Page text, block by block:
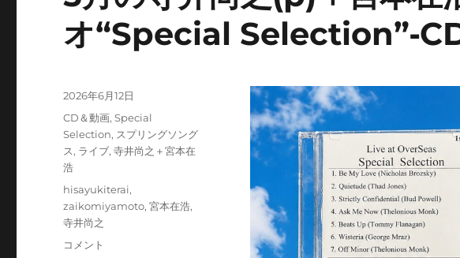
オ“Special Selection”‐CD
投
2026年6月12日
カ
テ
ゴ
リ
ー
CD＆動画,Special
Selection, スプリングソング
ス, ライブ,寺井尚之＋宮本在
浩
タ
グ
hisayukiterai,
zaikomiyamoto,宮本在浩,
寺井尚之
5
コメント